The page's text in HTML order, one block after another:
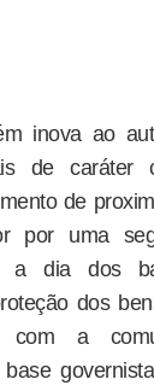
inova ao
de caráter
de
por uma
a dia dos
dos
com a
base